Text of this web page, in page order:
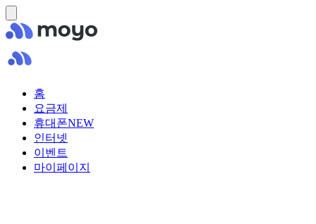
홈
요금제
휴대폰NEW
인터넷
이벤트
마이페이지